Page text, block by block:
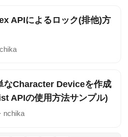
APIによるロック(排他)方
Character Deviceを作成
APIの使用方法サンプル)
· nchika